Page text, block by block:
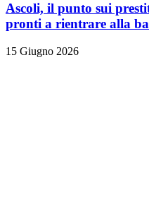
Ascoli, il punto sui
pronti a rientrare alla
15 Giugno 2026